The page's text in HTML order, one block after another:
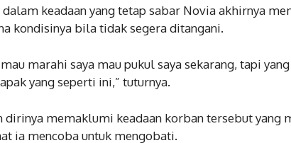
keadaan yang tetap sabar Novia akhirnya
kondisinya bila tidak segera ditangani.
marahi saya mau pukul saya sekarang, tapi
yang seperti ini,” tuturnya.
dirinya memaklumi keadaan korban tersebut yang
ia mencoba untuk mengobati.